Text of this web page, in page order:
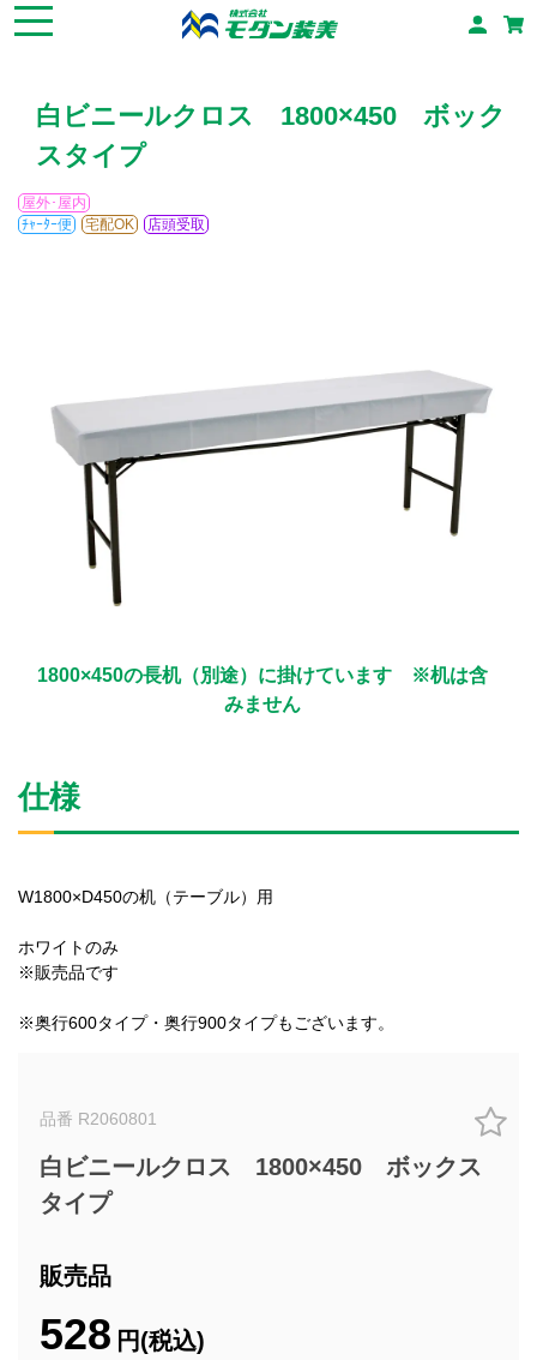
白ビニールクロス 1800×450 ボック
スタイプ
屋外･屋内
ﾁｬｰﾀｰ便
宅配OK 店頭受取
1800×450の長机（別途）に掛けています ※机は含
みません
仕様
W1800×D450の机（テーブル）用
ホワイトのみ
※販売品です
※奥行600タイプ・奥行900タイプもございます。
品番 R2060801
白ビニールクロス 1800×450 ボックス
タイプ
販売品
528 円(税込)